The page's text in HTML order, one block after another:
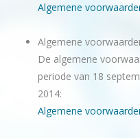
Algemene
Algemene
De algemene
periode van 18
2014:
Algemene